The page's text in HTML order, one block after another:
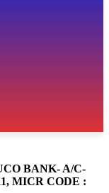
BANK- A/C-
MICR CODE :